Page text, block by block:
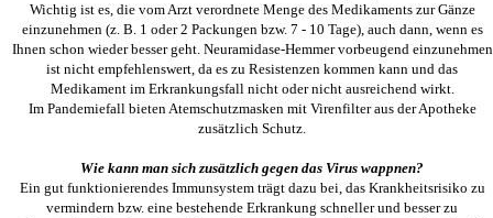
Wichtig ist es, die vom Arzt verordnete Menge des Medikaments zur Gänze
einzunehmen (z. B. 1 oder 2 Packungen bzw. 7 - 10 Tage), auch dann, wenn es
Ihnen schon wieder besser geht. Neuramidase-Hemmer vorbeugend einzunehmen
ist nicht empfehlenswert, da es zu Resistenzen kommen kann und das
Medikament im Erkrankungsfall nicht oder nicht ausreichend wirkt.
Im Pandemiefall bieten Atemschutzmasken mit Virenfilter aus der Apotheke
zusätzlich Schutz.
Wie kann man sich zusätzlich gegen das Virus wappnen?
Ein gut funktionierendes Immunsystem trägt dazu bei, das Krankheitsrisiko zu
vermindern bzw. eine bestehende Erkrankung schneller und besser zu